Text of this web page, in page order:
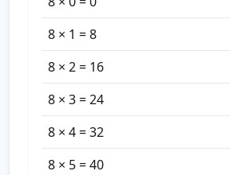
8 × 1 = 8
8 × 2 = 16
8 × 3 = 24
8 × 4 = 32
8 × 5 = 40